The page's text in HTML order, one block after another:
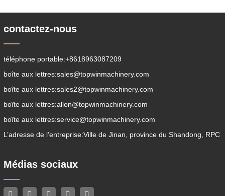
contactez-nous
téléphone portable:+8618963087209
boîte aux lettres:sales@topwinmachinery.com
boîte aux lettres:sales2@topwinmachinery.com
boîte aux lettres:allon@topwinmachinery.com
boîte aux lettres:service@topwinmachinery.com
L’adresse de l’entreprise:Ville de Jinan, province du Shandong, RPC
Médias sociaux